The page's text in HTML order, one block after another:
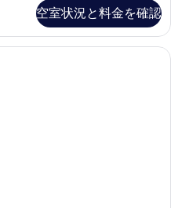
空室状況と料金を確認
羽毛の掛け布団、ミニバー、セーフ